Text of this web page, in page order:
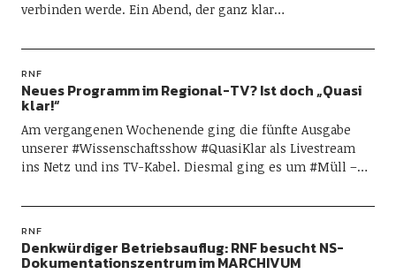
verbinden werde. Ein Abend, der ganz klar…
RNF
Neues Programm im Regional-TV? Ist doch „Quasi
klar!“
Am vergangenen Wochenende ging die fünfte Ausgabe
unserer #Wissenschaftsshow #QuasiKlar als Livestream
ins Netz und ins TV-Kabel. Diesmal ging es um #Müll –…
RNF
Denkwürdiger Betriebsauflug: RNF besucht NS-
Dokumentationszentrum im MARCHIVUM